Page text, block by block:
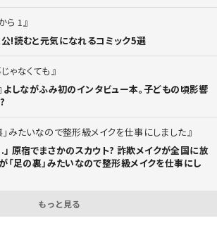
ら 1
!読むと元気になれるコミック5選
ゃなくても
』よしながふみ初のインタビュー本。子どもの頃影響
みたいなので整形級メイクを仕事にしました
」 原宿でまさかのスカウト? 詐欺メイクが全国に放
「足の裏」みたいなので整形級メイクを仕事にし
もっと見る